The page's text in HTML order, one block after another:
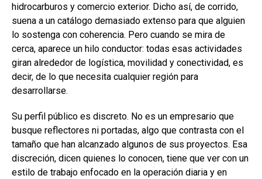
hidrocarburos y comercio exterior. Dicho así, de corrido,
suena a un catálogo demasiado extenso para que alguien
lo sostenga con coherencia. Pero cuando se mira de
cerca, aparece un hilo conductor: todas esas actividades
giran alrededor de logística, movilidad y conectividad, es
decir, de lo que necesita cualquier región para
desarrollarse.
Su perfil público es discreto. No es un empresario que
busque reflectores ni portadas, algo que contrasta con el
tamaño que han alcanzado algunos de sus proyectos. Esa
discreción, dicen quienes lo conocen, tiene que ver con un
estilo de trabajo enfocado en la operación diaria y en